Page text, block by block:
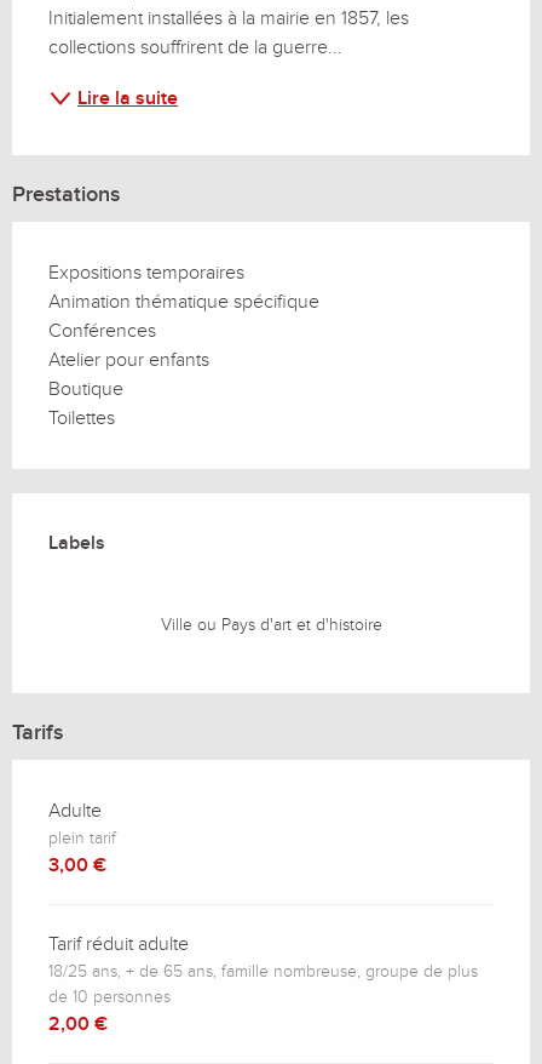
Initialement installées à la mairie en 1857, les
collections souffrirent de la guerre...
Lire la suite
Prestations
Expositions temporaires
Animation thématique spécifique
Conférences
Atelier pour enfants
Boutique
Toilettes
Labels
Labels
Ville ou Pays d'art et d'histoire
Tarifs
Adulte
plein tarif
3,00 €
Tarif réduit adulte
18/25 ans, + de 65 ans, famille nombreuse, groupe de plus
de 10 personnes
2,00 €